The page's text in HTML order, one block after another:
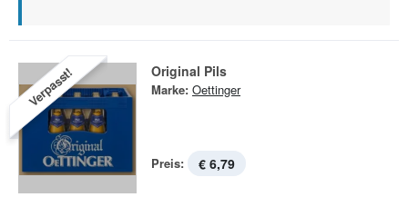
Verpasst! Original Pils
Marke: Oettinger
Preis: € 6,79